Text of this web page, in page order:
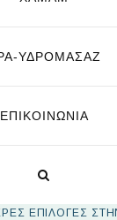
ΥΔΡΟΜΑΣΆΖ
ΕΠΙΚΟΙΝΩΝΊΑ
ΕΠΙΛΟΓΕΣ